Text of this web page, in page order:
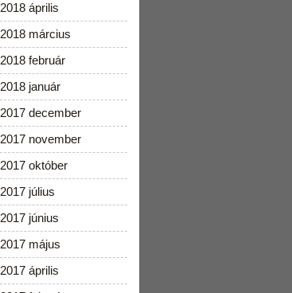
2018 április
2018 március
2018 február
2018 január
2017 december
2017 november
2017 október
2017 július
2017 június
2017 május
2017 április